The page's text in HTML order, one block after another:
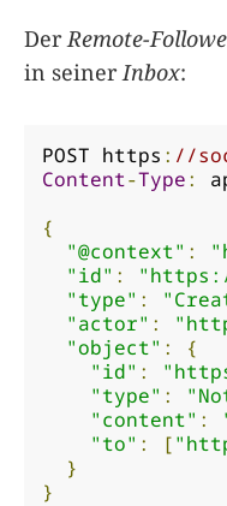
Der Remote-
in seiner Inbox:
POST https : //
Content-Type:
{
"@context" :
"id" :
"type" :
"actor" :
"object" :
{
"id" :
"type" :
"content" :
"to" : [
}
}